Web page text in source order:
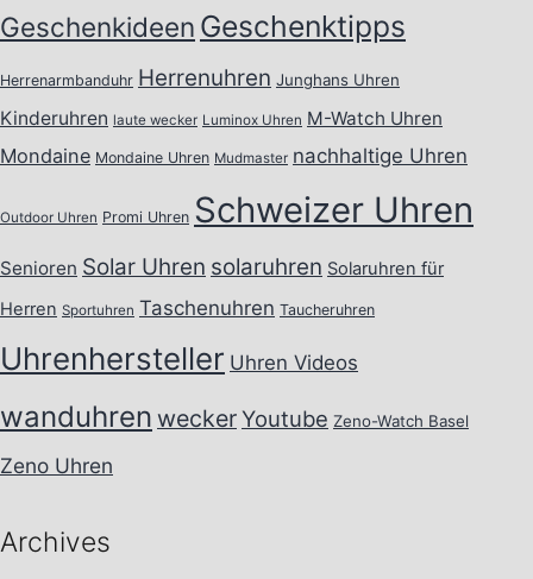
Geschenkideen Geschenktipps
Herrenarmbanduhr Herrenuhren Junghans Uhren
Kinderuhren laute wecker Luminox Uhren M-Watch Uhren
Mondaine Mondaine Uhren Mudmaster nachhaltige Uhren
Outdoor Uhren Promi Uhren Schweizer Uhren
Senioren Solar Uhren solaruhren Solaruhren für
Herren Sportuhren Taschenuhren Taucheruhren
Uhrenhersteller Uhren Videos
wanduhren weckerYoutube Zeno-Watch Basel
Zeno Uhren
Archives